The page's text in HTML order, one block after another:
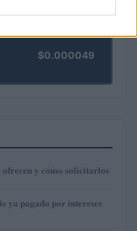
$0.000049
ofrecen y cómo solicitarlos
ya pagado por intereses